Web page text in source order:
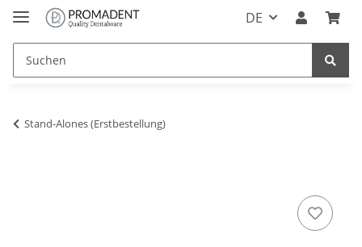
DE
Stand-Alones (Erstbestellung)